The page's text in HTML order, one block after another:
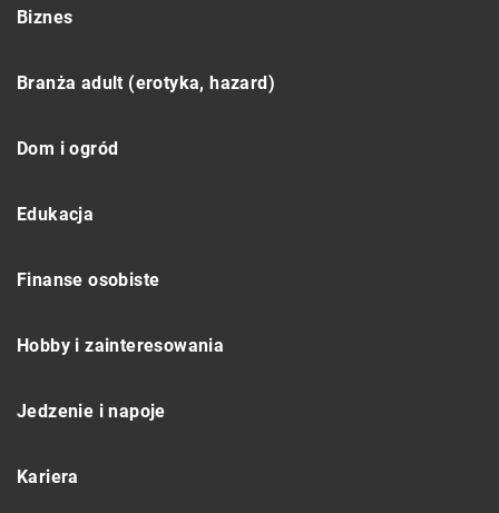
Biznes
Branża adult (erotyka, hazard)
Dom i ogród
Edukacja
Finanse osobiste
Hobby i zainteresowania
Jedzenie i napoje
Kariera